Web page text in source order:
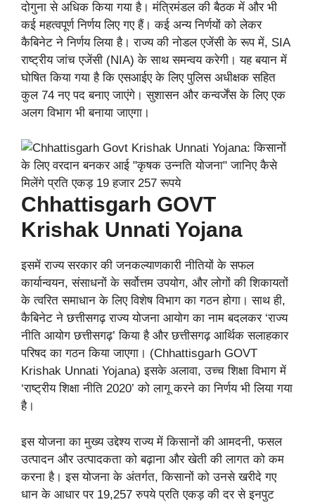
दोगुना से अधिक किया गया है। मंत्रिमंडल की बैठक में और भी
कई महत्वपूर्ण निर्णय लिए गए हैं। कई अन्य निर्णयों को लेकर
कैबिनेट ने निर्णय लिया है। राज्य की नोडल एजेंसी के रूप में, SIA
राष्ट्रीय जांच एजेंसी (NIA) के साथ समन्वय करेगी। यह बयान में
घोषित किया गया है कि एसआईए के लिए पुलिस अधीक्षक सहित
कुल 74 नए पद बनाए जाएंगे। सुशासन और कन्वर्जेंस के लिए एक
अलग विभाग भी बनाया जाएगा।
Chhattisgarh GOVT
Krishak Unnati Yojana
इसमें राज्य सरकार की जनकल्याणकारी नीतियों के सफल
कार्यान्वयन, संसाधनों के सर्वोत्तम उपयोग, और लोगों की शिकायतों
के त्वरित समाधान के लिए विशेष विभाग का गठन होगा। साथ ही,
कैबिनेट ने छत्तीसगढ़ राज्य योजना आयोग का नाम बदलकर ‘राज्य
नीति आयोग छत्तीसगढ़’ किया है और छत्तीसगढ़ आर्थिक सलाहकार
परिषद का गठन किया जाएगा। (Chhattisgarh GOVT
Krishak Unnati Yojana) इसके अलावा, उच्च शिक्षा विभाग में
‘राष्ट्रीय शिक्षा नीति 2020’ को लागू करने का निर्णय भी लिया गया
है।
इस योजना का मुख्य उद्देश्य राज्य में किसानों की आमदनी, फसल
उत्पादन और उत्पादकता को बढ़ाना और खेती की लागत को कम
करना है। इस योजना के अंतर्गत, किसानों को उनसे खरीदे गए
धान के आधार पर 19,257 रुपये प्रति एकड़ की दर से इनपुट